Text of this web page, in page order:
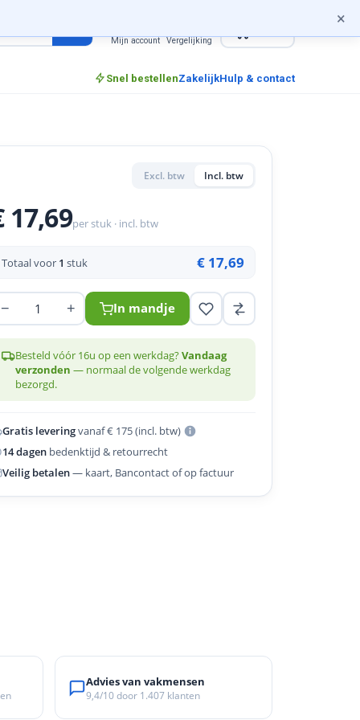
Mijn account Vergelijking
Snel bestellenZakelijkHulp & contact
×
Excl. btw Incl. btw
17,69per stuk · incl. btw
Totaal voor 1 stuk € 17,69
− + In mandje
Besteld vóór 16u op een werkdag?Vandaag
verzonden — normaal de volgende werkdag
bezorgd.
Gratis leveringvanaf € 175 (incl. btw)
14 dagen bedenktijd & retourrecht
Veilig betalen— kaart, Bancontact of op factuur
Advies van vakmensen
9,4/10 door 1.407 klanten